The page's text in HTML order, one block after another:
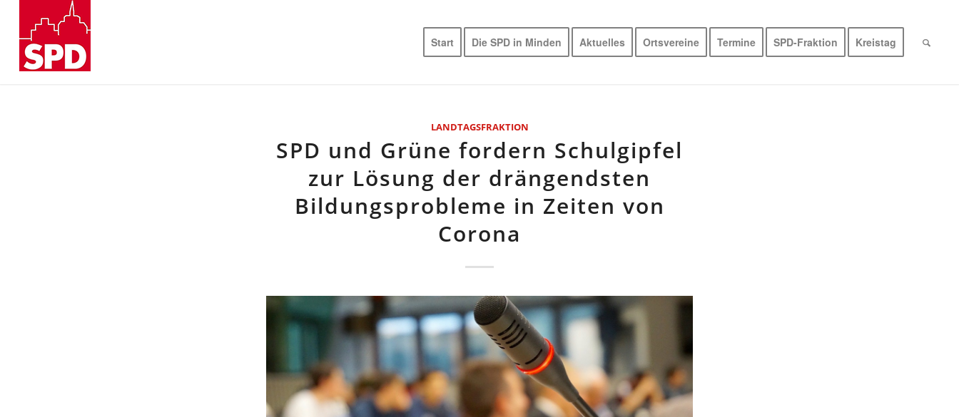
Start Die SPD in Minden Aktuelles Ortsvereine Termine SPD-Fraktion Kreistag
LANDTAGSFRAKTION
SPD und Grüne fordern Schulgipfel
zur Lösung der drängendsten
Bildungsprobleme in Zeiten von
Corona